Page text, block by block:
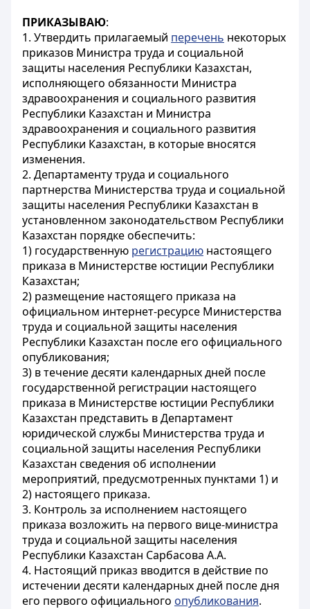
ПРИКАЗЫВАЮ:
1. Утвердить прилагаемый перечень некоторых
приказов Министра труда и социальной
защиты населения Республики Казахстан,
исполняющего обязанности Министра
здравоохранения и социального развития
Республики Казахстан и Министра
здравоохранения и социального развития
Республики Казахстан, в которые вносятся
изменения.
2. Департаменту труда и социального
партнерства Министерства труда и социальной
защиты населения Республики Казахстан в
установленном законодательством Республики
Казахстан порядке обеспечить:
1) государственную регистрацию настоящего
приказа в Министерстве юстиции Республики
Казахстан;
2) размещение настоящего приказа на
официальном интернет-ресурсе Министерства
труда и социальной защиты населения
Республики Казахстан после его официального
опубликования;
3) в течение десяти календарных дней после
государственной регистрации настоящего
приказа в Министерстве юстиции Республики
Казахстан представить в Департамент
юридической службы Министерства труда и
социальной защиты населения Республики
Казахстан сведения об исполнении
мероприятий, предусмотренных пунктами 1) и
2) настоящего приказа.
3. Контроль за исполнением настоящего
приказа возложить на первого вице-министра
труда и социальной защиты населения
Республики Казахстан Сарбасова А.А.
4. Настоящий приказ вводится в действие по
истечении десяти календарных дней после дня
его первого официального опубликования.